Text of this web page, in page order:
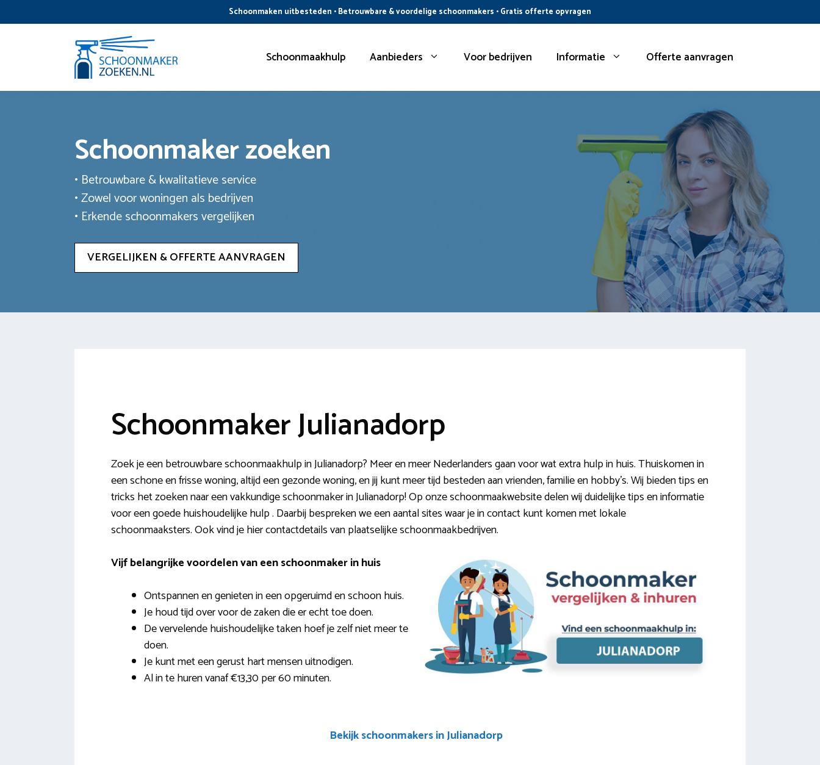
naar
Schoonmaken uitbesteden • Betrouwbare & voordelige schoonmakers • Gratis offerte opvragen
Schoonmaakhulp Aanbieders Voor bedrijven Informatie Offerte aanvragen
Schoonmaker zoeken
• Betrouwbare & kwalitatieve service
• Zowel voor woningen als bedrijven
• Erkende schoonmakers vergelijken
VERGELIJKEN & OFFERTE AANVRAGEN
Schoonmaker Julianadorp
Zoek je een betrouwbare schoonmaakhulp in Julianadorp? Meer en meer Nederlanders gaan voor wat extra hulp in huis. Thuiskomen in
een schone en frisse woning, altijd een gezonde woning, en jij kunt meer tijd besteden aan vrienden, familie en hobby’s. Wij bieden tips en
tricks het zoeken naar een vakkundige schoonmaker in Julianadorp! Op onze schoonmaakwebsite delen wij duidelijke tips en informatie
voor een goede huishoudelijke hulp . Daarbij bespreken we een aantal sites waar je in contact kunt komen met lokale
schoonmaaksters. Ook vind je hier contactdetails van plaatselijke schoonmaakbedrijven.
Vijf belangrijke voordelen van een schoonmaker in huis
Ontspannen en genieten in een opgeruimd en schoon huis.
Je houd tijd over voor de zaken die er echt toe doen.
De vervelende huishoudelijke taken hoef je zelf niet meer te
doen.
Je kunt met een gerust hart mensen uitnodigen.
Al in te huren vanaf €13,30 per 60 minuten.
Bekijk schoonmakers in Julianadorp